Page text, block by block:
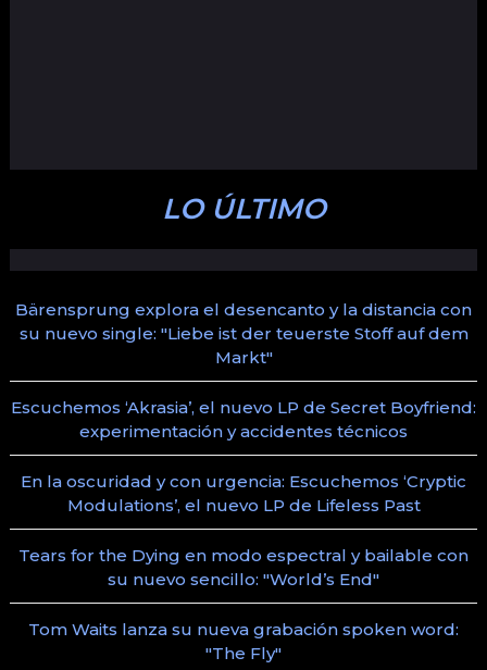
LO ÚLTIMO
Bärensprung explora el desencanto y la distancia con
su nuevo single: "Liebe ist der teuerste Stoff auf dem
Markt"
Escuchemos ‘Akrasia’, el nuevo LP de Secret Boyfriend:
experimentación y accidentes técnicos
En la oscuridad y con urgencia: Escuchemos ‘Cryptic
Modulations’, el nuevo LP de Lifeless Past
Tears for the Dying en modo espectral y bailable con
su nuevo sencillo: "World’s End"
Tom Waits lanza su nueva grabación spoken word:
"The Fly"